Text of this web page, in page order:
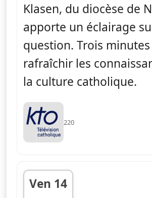
Klasen, du diocèse de
apporte un éclairage
question. Trois
rafraîchir les
la culture catholique.
220
Ven 14